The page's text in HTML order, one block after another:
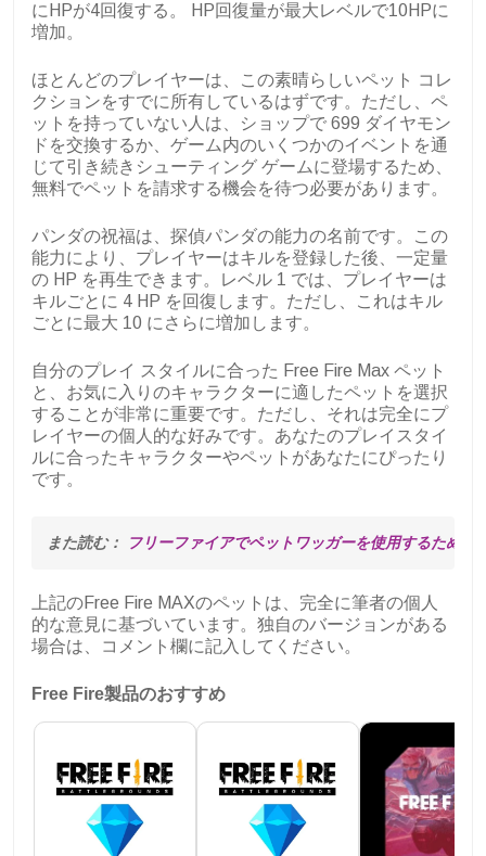
にHPが4回復する。 HP回復量が最大レベルで10HPに
増加。
ほとんどのプレイヤーは、この素晴らしいペット コレ
クションをすでに所有しているはずです。ただし、ペ
ットを持っていない人は、ショップで 699 ダイヤモン
ドを交換するか、ゲーム内のいくつかのイベントを通
じて引き続きシューティング ゲームに登場するため、
無料でペットを請求する機会を待つ必要があります。
パンダの祝福は、探偵パンダの能力の名前です。この
能力により、プレイヤーはキルを登録した後、一定量
の HP を再生できます。レベル 1 では、プレイヤーは
キルごとに 4 HP を回復します。ただし、これはキル
ごとに最大 10 にさらに増加します。
自分のプレイ スタイルに合った Free Fire Max ペット
と、お気に入りのキャラクターに適したペットを選択
することが非常に重要です。ただし、それは完全にプ
レイヤーの個人的な好みです。あなたのプレイスタイ
ルに合ったキャラクターやペットがあなたにぴったり
です。
また読む： フリーファイアでペットワッガーを使用するための
上記のFree Fire MAXのペットは、完全に筆者の個人
的な意見に基づいています。独自のバージョンがある
場合は、コメント欄に記入してください。
Free Fire製品のおすすめ